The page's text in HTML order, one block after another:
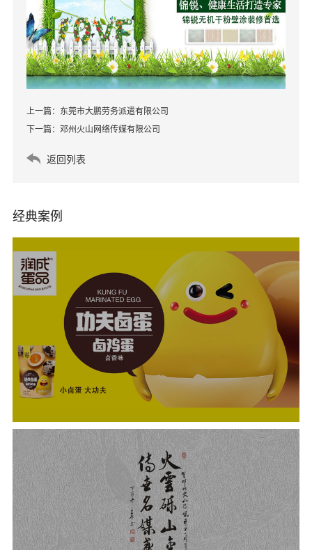
上一篇： 东莞市大鹏劳务派遣有限公司
下一篇： 邓州火山网络传媒有限公司
返回列表
经典案例